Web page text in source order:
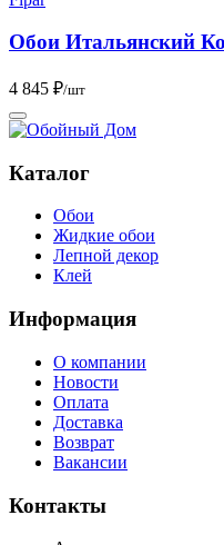
Обои Итальянский
4 845 ₽/шт
Каталог
Обои
Жидкие обои
Лепной декор
Клей
Информация
О компании
Новости
Оплата
Доставка
Возврат
Вакансии
Контакты